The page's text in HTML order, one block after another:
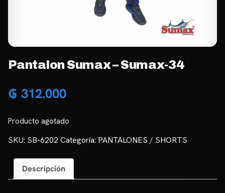
Pantalon Sumax – Sumax-34
₲ 312.000
Producto agotado
SKU: SB-6202 Categoría: PANTALONES / SHORTS
Descripción